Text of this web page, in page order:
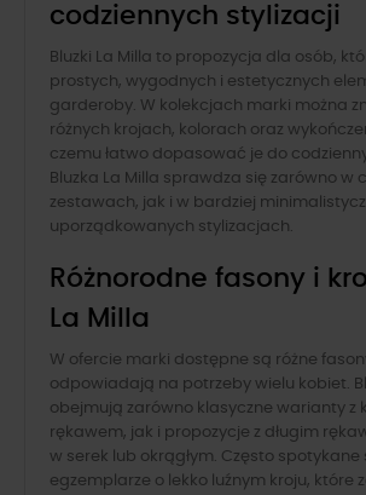
codziennych stylizacji
Bluzki La Milla to propozycja dla osób,
prostych, wygodnych i estetycznych
garderoby. W kolekcjach marki można
różnych krojach, kolorach oraz
czemu łatwo dopasować je do
Bluzka La Milla sprawdza się zarówno w
zestawach, jak i w bardziej
uporządkowanych stylizacjach.
Różnorodne fasony i
La Milla
W ofercie marki dostępne są różne
odpowiadają na potrzeby wielu kobiet.
obejmują zarówno klasyczne warianty z
rękawem, jak i propozycje z długim
w serek lub okrągłym. Często spotykane
egzemplarze o lekko luźnym kroju, które